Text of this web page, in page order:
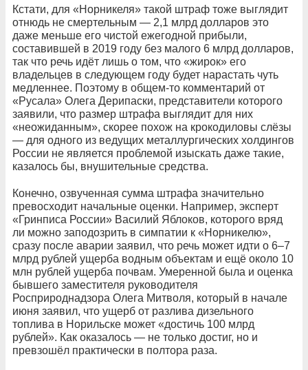
Кстати, для «Норникеля» такой штраф тоже выглядит
отнюдь не смертельным — 2,1 млрд долларов это
даже меньше его чистой ежегодной прибыли,
составившей в 2019 году без малого 6 млрд долларов,
так что речь идёт лишь о том, что «жирок» его
владельцев в следующем году будет нарастать чуть
медленнее. Поэтому в общем-то комментарий от
«Русала» Олега Дерипаски, представители которого
заявили, что размер штрафа выглядит для них
«неожиданным», скорее похож на крокодиловы слёзы
— для одного из ведущих металлургических холдингов
России не является проблемой изыскать даже такие,
казалось бы, внушительные средства.
Конечно, озвученная сумма штрафа значительно
превосходит начальные оценки. Например, эксперт
«Гринписа России» Василий Яблоков, которого вряд
ли можно заподозрить в симпатии к «Норникелю»,
сразу после аварии заявил, что речь может идти о 6–7
млрд рублей ущерба водным объектам и ещё около 10
млн рублей ущерба почвам. Умеренной была и оценка
бывшего заместителя руководителя
Росприроднадзора Олега Митволя, который в начале
июня заявил, что ущерб от разлива дизельного
топлива в Норильске может «достичь 100 млрд
рублей». Как оказалось — не только достиг, но и
превзошёл практически в полтора раза.